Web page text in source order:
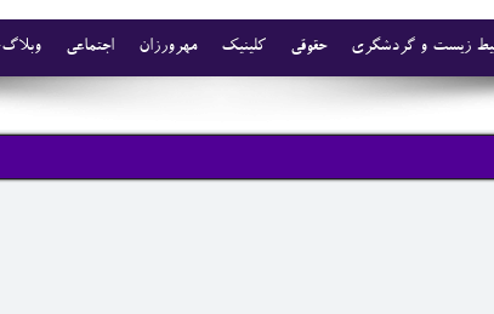
وبلاگ اجتماعی مهرورزان کلینیک حقوقی زیست و گردشگری